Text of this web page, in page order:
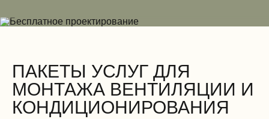
ПАКЕТЫ УСЛУГ ДЛЯ
МОНТАЖА ВЕНТИЛЯЦИИ И
КОНДИЦИОНИРОВАНИЯ